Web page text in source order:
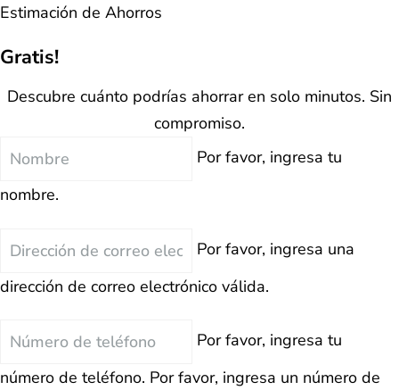
Estimación de Ahorros
Gratis!
Descubre cuánto podrías ahorrar en solo minutos. Sin
compromiso.
Nombre
Por favor, ingresa tu
nombre.
Correo
Por favor, ingresa una
dirección de correo electrónico válida.
Teléfono
Por favor, ingresa tu
número de teléfono. Por favor, ingresa un número de